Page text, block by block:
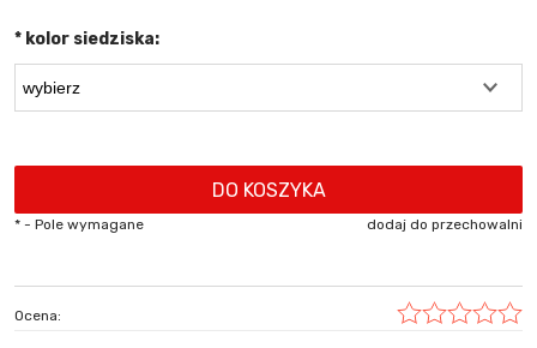
* kolor siedziska:
DO KOSZYKA
dodaj do przechowalni
* - Pole wymagane
Ocena: